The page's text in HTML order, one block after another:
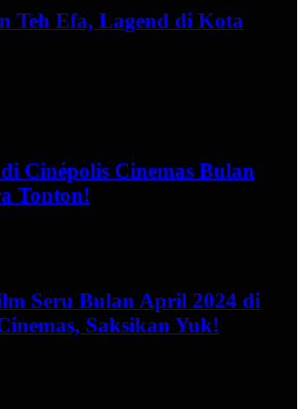
Teh Efa, Lagend di Kota
Cinépolis Cinemas Bulan
Tonton!
Seru Bulan April 2024 di
Saksikan Yuk!